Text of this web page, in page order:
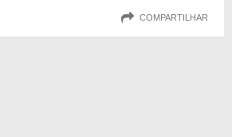
COMPARTILHAR